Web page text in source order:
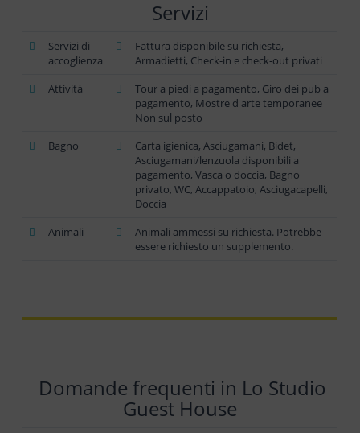
Servizi
Servizi di
accoglienza
Fattura disponibile su richiesta,
Armadietti, Check-in e check-out privati
Attività
Tour a piedi a pagamento, Giro dei pub a
pagamento, Mostre d arte temporanee
Non sul posto
Bagno
Carta igienica, Asciugamani, Bidet,
Asciugamani/lenzuola disponibili a
pagamento, Vasca o doccia, Bagno
privato, WC, Accappatoio, Asciugacapelli,
Doccia
Animali
Animali ammessi su richiesta. Potrebbe
essere richiesto un supplemento.
Domande frequenti in Lo Studio
Guest House